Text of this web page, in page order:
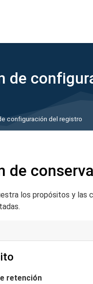
de
configuración del registro
de
los propósitos y
retención